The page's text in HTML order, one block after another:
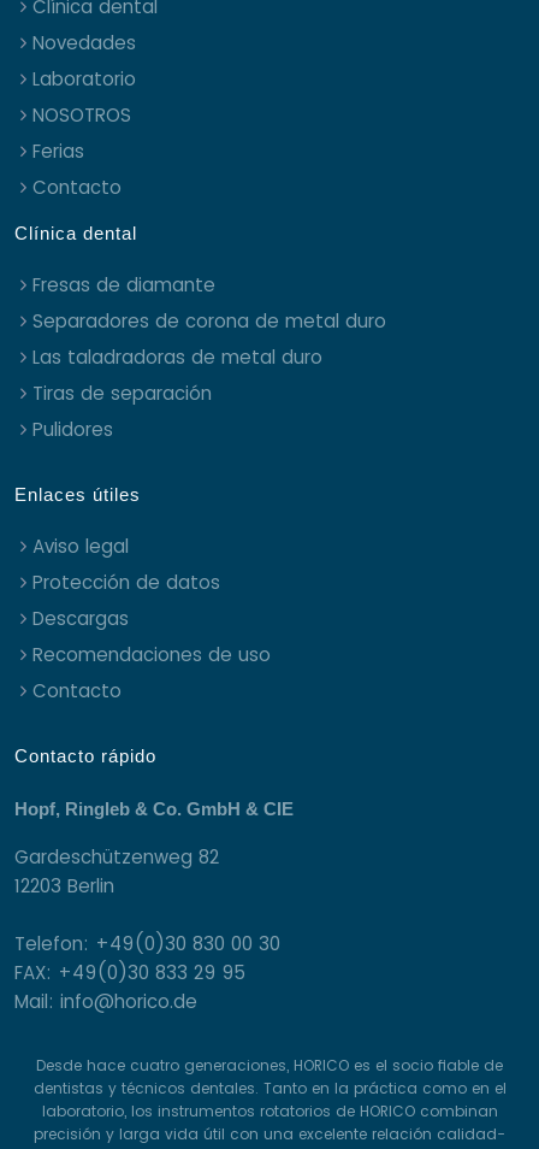
Clínica dental
Novedades
Laboratorio
NOSOTROS
Ferias
Contacto
Clínica dental
Fresas de diamante
Separadores de corona de metal duro
Las taladradoras de metal duro
Tiras de separación
Pulidores
Enlaces útiles
Aviso legal
Protección de datos
Descargas
Recomendaciones de uso
Contacto
Contacto rápido
Hopf, Ringleb & Co. GmbH & CIE
Gardeschützenweg 82
12203 Berlin
Telefon: +49(0)30 830 00 30
FAX: +49(0)30 833 29 95
Mail: info@horico.de
Desde hace cuatro generaciones, HORICO es el socio fiable de
dentistas y técnicos dentales. Tanto en la práctica como en el
laboratorio, los instrumentos rotatorios de HORICO combinan
precisión y larga vida útil con una excelente relación calidad-